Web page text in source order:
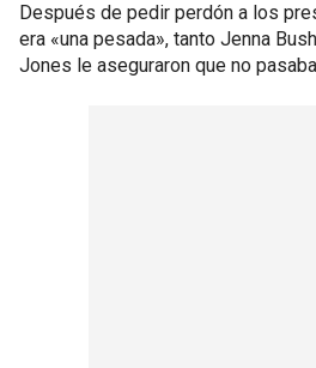
Después de pedir perdón a los
era «una pesada», tanto Jenna
Jones le aseguraron que no